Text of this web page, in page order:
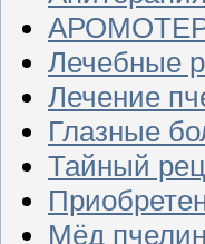
Лечебные
Лечение
Глазные
Тайный
Мёд